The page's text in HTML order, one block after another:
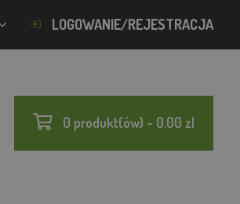
LOGOWANIE/REJESTRACJA
0 produkt(ów) - 0.00 zl